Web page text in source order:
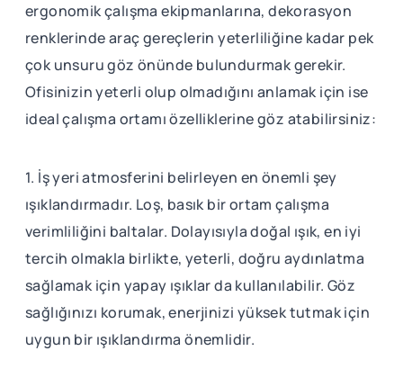
ergonomik çalışma ekipmanlarına, dekorasyon
renklerinde araç gereçlerin yeterliliğine kadar pek
çok unsuru göz önünde bulundurmak gerekir.
Ofisinizin yeterli olup olmadığını anlamak için ise
ideal çalışma ortamı özelliklerine göz atabilirsiniz:
1. İş yeri atmosferini belirleyen en önemli şey
ışıklandırmadır. Loş, basık bir ortam çalışma
verimliliğini baltalar. Dolayısıyla doğal ışık, en iyi
tercih olmakla birlikte, yeterli, doğru aydınlatma
sağlamak için yapay ışıklar da kullanılabilir. Göz
sağlığınızı korumak, enerjinizi yüksek tutmak için
uygun bir ışıklandırma önemlidir.